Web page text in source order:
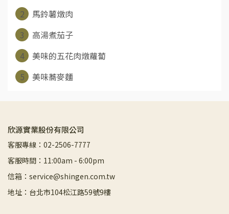
2
馬鈴薯燉肉
3
高湯煮茄子
4
美味的五花肉燉蘿蔔
5
美味蕎麥麵
欣源實業股份有限公司
客服專線：02-2506-7777
客服時間：11:00am - 6:00pm
信箱：service@shingen.com.tw
地址：台北市104松江路59號9樓